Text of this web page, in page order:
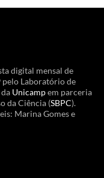
digital mensal de
Laboratório de
da Unicampem parceria
da Ciência (SBPC).
Marina Gomes e